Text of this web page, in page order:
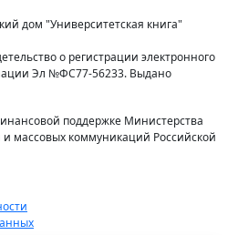
дом "Университетская книга"
о регистрации электронного
Эл №ФС77-56233. Выдано
поддержке Министерства
и массовых коммуникаций Российской